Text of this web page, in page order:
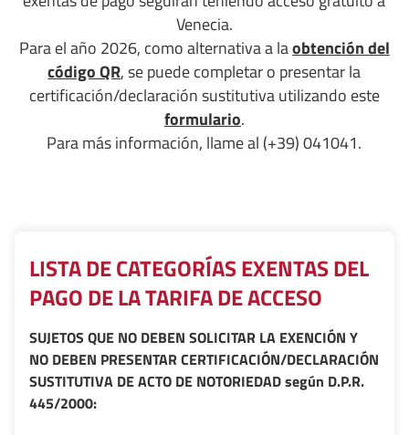
Venecia.
Para el año 2026, como alternativa a laobtención del
código QR, se puede completar o presentar la
certificación/declaración sustitutiva utilizando este
formulario.
Para más información, llame al (+39) 041041.
LISTA DE CATEGORÍAS EXENTAS DEL
PAGO DE LA TARIFA DE ACCESO
SUJETOS QUE NO DEBEN SOLICITAR LA EXENCIÓN Y
NO DEBEN PRESENTAR CERTIFICACIÓN/DECLARACIÓN
SUSTITUTIVA DE ACTO DE NOTORIEDAD según D.P.R.
445/2000: